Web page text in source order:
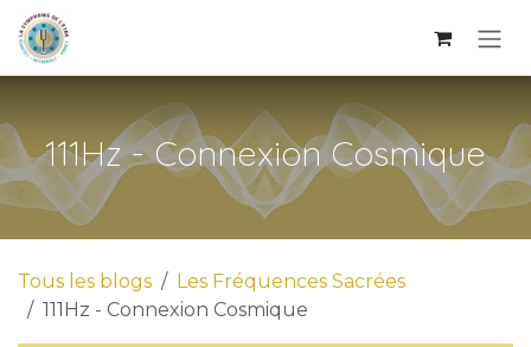
Se rendre au contenu
111Hz - Connexion Cosmique
Tous les blogs
Les Fréquences Sacrées
111Hz - Connexion Cosmique